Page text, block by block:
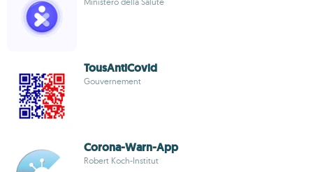
TousAntiCovid
Gouvernement
Corona-Warn-App
Robert Koch-Institut